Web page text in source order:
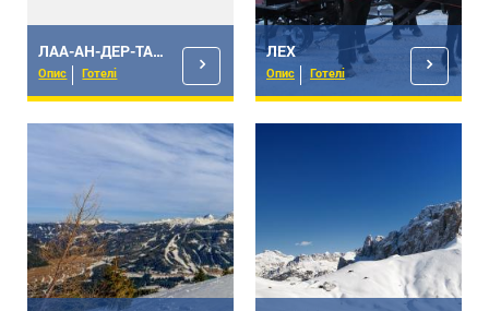
ЛАА-АН-ДЕР-ТАЙЯ
Опис Готелі
ЛЕХ
Опис Готелі